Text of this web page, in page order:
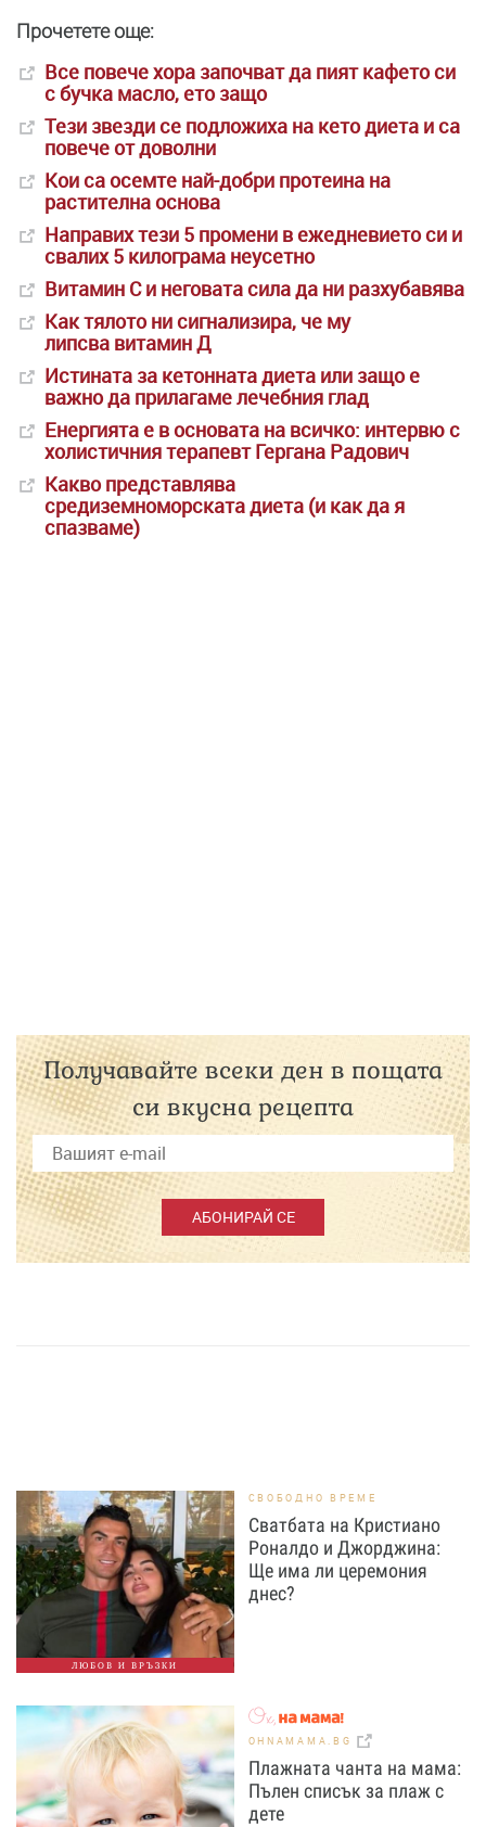
Прочетете още:
Все повече хора започват да пият кафето си
с бучка масло, ето защо
Тези звезди се подложиха на кето диета и са
повече от доволни
Кои са осемте най-добри протеина на
растителна основа
Направих тези 5 промени в ежедневието си и
свалих 5 килограма неусетно
Витамин С и неговата сила да ни разхубавява
Как тялото ни сигнализира, че му
липсва витамин Д
Истината за кетонната диета или защо е
важно да прилагаме лечебния глад
Енергията е в основата на всичко: интервю с
холистичния терапевт Гергана Радович
Какво представлява
средиземноморската диета (и как да я
спазваме)
Получавайте всеки ден в пощата
си вкусна рецепта
АБОНИРАЙ СЕ
ЛЮБОВ И ВРЪЗКИ
СВОБОДНО ВРЕМЕ
Сватбата на Кристиано
Роналдо и Джорджина:
Ще има ли церемония
днес?
OHNAMAMA.BG
Плажната чанта на мама:
Пълен списък за плаж с
дете